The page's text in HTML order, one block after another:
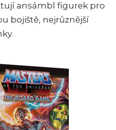
ansámbl figurek pro
bojiště, nejrůznější